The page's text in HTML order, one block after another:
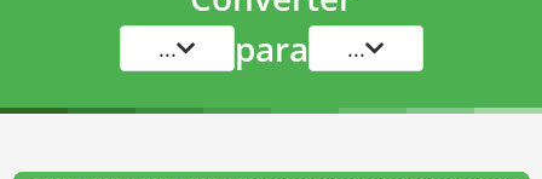
... para ...